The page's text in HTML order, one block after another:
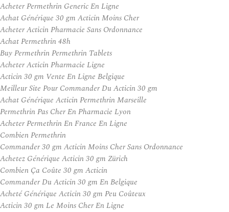
Acheter Permethrin Generic En Ligne
Achat Générique 30 gm Acticin Moins Cher
Acheter Acticin Pharmacie Sans Ordonnance
Achat Permethrin 48h
Buy Permethrin Permethrin Tablets
Acheter Acticin Pharmacie Ligne
Acticin 30 gm Vente En Ligne Belgique
Meilleur Site Pour Commander Du Acticin 30 gm
Achat Générique Acticin Permethrin Marseille
Permethrin Pas Cher En Pharmacie Lyon
Acheter Permethrin En France En Ligne
Combien Permethrin
Commander 30 gm Acticin Moins Cher Sans Ordonnance
Achetez Générique Acticin 30 gm Zürich
Combien Ça Coûte 30 gm Acticin
Commander Du Acticin 30 gm En Belgique
Acheté Générique Acticin 30 gm Peu Coûteux
Acticin 30 gm Le Moins Cher En Ligne